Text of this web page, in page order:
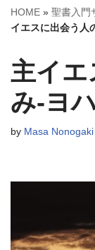
へ
ス
ッ
プ
HOME » 聖書入門
イエスに出会う人
主イエ
み-ヨ
by Masa Nonogaki